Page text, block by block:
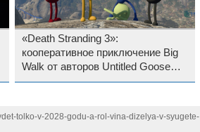
«Death Stranding 3»:
кооперативное приключение Big
Walk от авторов Untitled Goose
Game очаровало игроков и
tolko-v-2028-godu-a-rol-vina-dizelya-v-syugete-